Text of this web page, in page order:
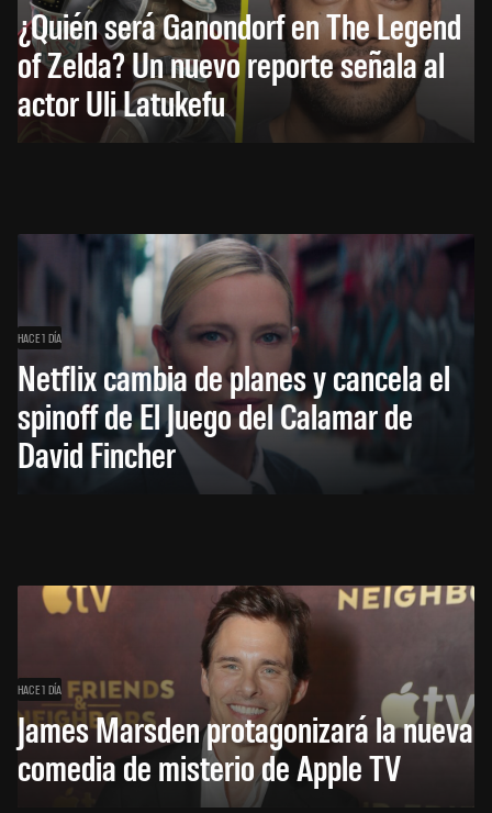
¿Quién será Ganondorf en The Legend
of Zelda? Un nuevo reporte señala al
actor Uli Latukefu
HACE 1 DÍA
Netflix cambia de planes y cancela el
spinoff de El Juego del Calamar de
David Fincher
HACE 1 DÍA
James Marsden protagonizará la nueva
comedia de misterio de Apple TV